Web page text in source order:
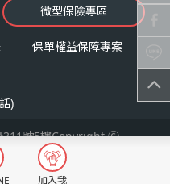
加入我
源分享
微型保險專區
保單權益保障專案
)
311號5樓Copyright Ⓒ
LAW Insurance Broker